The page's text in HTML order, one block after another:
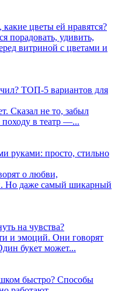
цветы ей нравятся?
порадовать, удивить,
витриной с цветами и
ТОП-5 вариантов для
Сказал не то, забыл
в театр —...
руками: просто, стильно
о любви,
Но даже самый шикарный
на чувства?
и эмоций. Они говорят
букет может...
быстро? Способы